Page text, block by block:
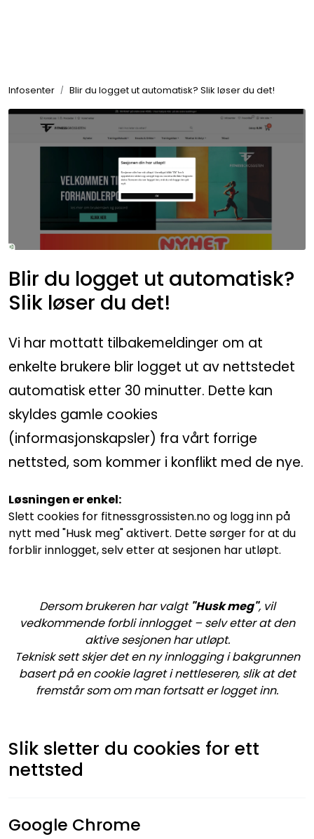
Infosenter Blir du logget ut automatisk? Slik løser du det!
Blir du logget ut automatisk?
Slik løser du det!
Vi har mottatt tilbakemeldinger om at
enkelte brukere blir logget ut av nettstedet
automatisk etter 30 minutter. Dette kan
skyldes gamle cookies
(informasjonskapsler) fra vårt forrige
nettsted, som kommer i konflikt med de nye.
Løsningen er enkel:
Slett cookies for fitnessgrossisten.no og logg inn på
nytt med "Husk meg" aktivert. Dette sørger for at du
forblir innlogget, selv etter at sesjonen har utløpt.
Dersom brukeren har valgt "Husk meg", vil
vedkommende forbli innlogget – selv etter at den
aktive sesjonen har utløpt.
Teknisk sett skjer det en ny innlogging i bakgrunnen
basert på en cookie lagret i nettleseren, slik at det
fremstår som om man fortsatt er logget inn.
Slik sletter du cookies for ett
nettsted
Google Chrome
Nyheter
Treningstilskudd
Mat & Drikke
Tilbehør & Utstyr
Tilbud